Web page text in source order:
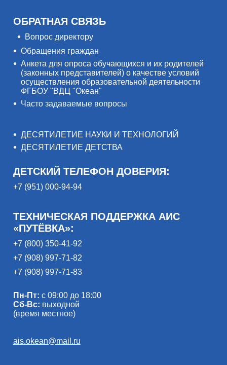
ОБРАТНАЯ СВЯЗЬ
Вопрос директору
Обращения граждан
Анкета для опроса обучающихся и их родителей
(законных представителей) о качестве условий
осуществления образовательной деятельности
ФГБОУ "ВДЦ "Океан"
Часто задаваемые вопросы
ДЕСЯТИЛЕТИЕ НАУКИ И ТЕХНОЛОГИЙ
ДЕСЯТИЛЕТИЕ ДЕТСТВА
ДЕТСКИЙ ТЕЛЕФОН ДОВЕРИЯ:
+7 (951) 000-94-94
ТЕХНИЧЕСКАЯ ПОДДЕРЖКА АИС
«ПУТЁВКА»:
+7 (800) 350-41-92
+7 (908) 997-71-82
+7 (908) 997-71-83
Пн-Пт: с 09:00 до 18:00
Сб-Вс: выходной
(время местное)
ais.okean@mail.ru